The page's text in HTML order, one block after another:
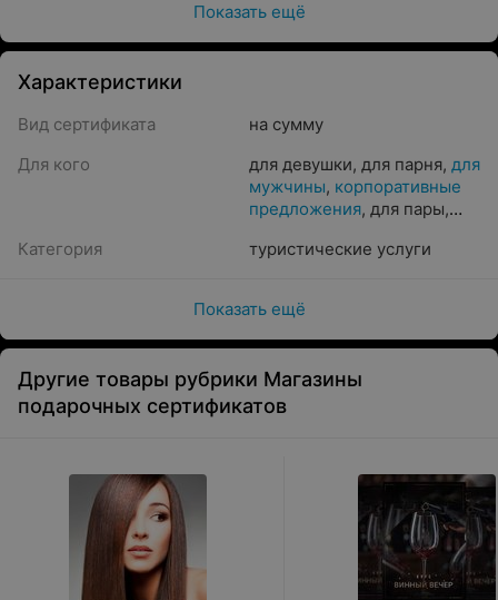
С этим сертификатом мир комфорта, уюта и
настоящего отдыха открывается перед Вами.
Проведите время в окружении природы,
наслаждаясь нашими услугами и
гостеприимством.
Сертификат действителен на:
проживание в уютном домике на выбранные даты
спортивными зонами базы
Для бронирования, пожалуйста, свяжитесь с
администрацией базы отдыха, предъявите данный
сертификат и выберите удобные для Вас даты.
Показать ещё
Характеристики
Вид сертификата
на сумму
Для кого
для девушки, для парня, для
мужчины, корпоративные
предложения, для пары,
для женщины
Категория туристические услуги
Показать ещё
Другие товары рубрики Магазины
подарочных сертификатов